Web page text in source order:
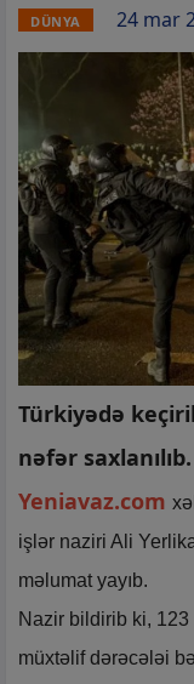
DÜNYA 24 mar
Türkiyədə
nəfər saxlanılıb.
Yeniavaz.com
işlər naziri Ali
məlumat yayıb.
Nazir bildirib ki, 123
müxtəlif dərəcələi